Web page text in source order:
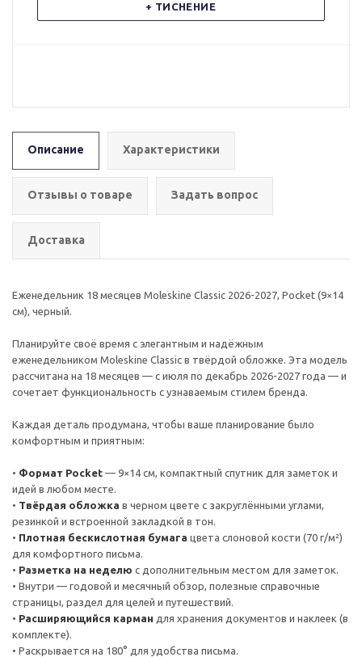
+ ТИСНЕНИЕ
Описание Характеристики
Отзывы о товаре Задать вопрос
Доставка
Еженедельник 18 месяцев Moleskine Classic 2026-2027, Pocket (9×14
см), черный.
Планируйте своё время с элегантным и надёжным
еженедельником Moleskine Classic в твёрдой обложке. Эта модель
рассчитана на 18 месяцев — с июля по декабрь 2026-2027 года — и
сочетает функциональность с узнаваемым стилем бренда.
Каждая деталь продумана, чтобы ваше планирование было
комфортным и приятным:
• Формат Pocket — 9×14 см, компактный спутник для заметок и
идей в любом месте.
• Твёрдая обложка в черном цвете с закруглёнными углами,
резинкой и встроенной закладкой в тон.
• Плотная бескислотная бумага цвета слоновой кости (70 г/м²)
для комфортного письма.
• Разметка на неделю с дополнительным местом для заметок.
• Внутри — годовой и месячный обзор, полезные справочные
страницы, раздел для целей и путешествий.
• Расширяющийся карман для хранения документов и наклеек (в
комплекте).
• Раскрывается на 180° для удобства письма.